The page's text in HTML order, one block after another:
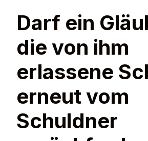
Darf ein
die von ihm
erlassene
erneut vom
Schuldner